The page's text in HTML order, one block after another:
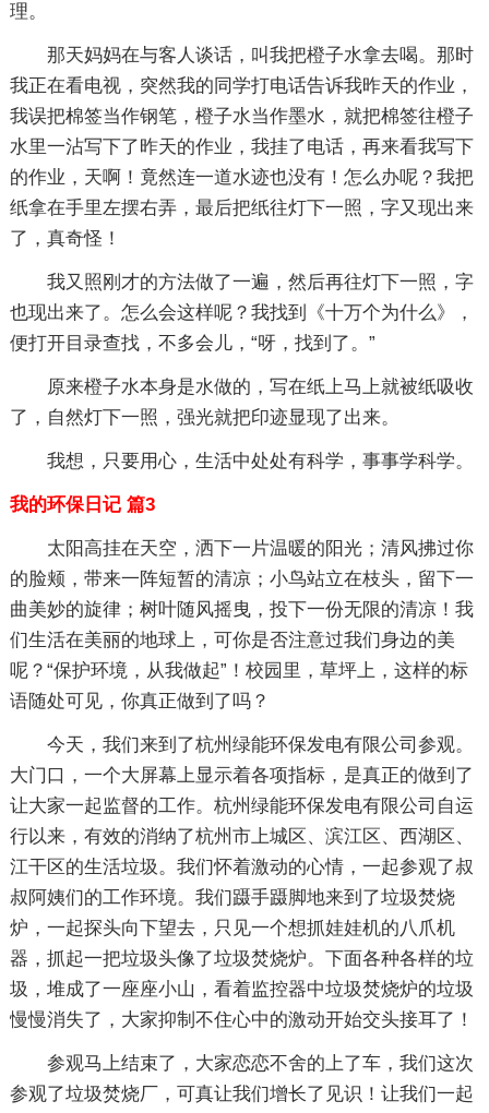
理。
那天妈妈在与客人谈话，叫我把橙子水拿去喝。那时
我正在看电视，突然我的同学打电话告诉我昨天的作业，
我误把棉签当作钢笔，橙子水当作墨水，就把棉签往橙子
水里一沾写下了昨天的作业，我挂了电话，再来看我写下
的作业，天啊！竟然连一道水迹也没有！怎么办呢？我把
纸拿在手里左摆右弄，最后把纸往灯下一照，字又现出来
了，真奇怪！
我又照刚才的方法做了一遍，然后再往灯下一照，字
也现出来了。怎么会这样呢？我找到《十万个为什么》，
便打开目录查找，不多会儿，“呀，找到了。”
原来橙子水本身是水做的，写在纸上马上就被纸吸收
了，自然灯下一照，强光就把印迹显现了出来。
我想，只要用心，生活中处处有科学，事事学科学。
我的环保日记 篇3
太阳高挂在天空，洒下一片温暖的阳光；清风拂过你
的脸颊，带来一阵短暂的清凉；小鸟站立在枝头，留下一
曲美妙的旋律；树叶随风摇曳，投下一份无限的清凉！我
们生活在美丽的地球上，可你是否注意过我们身边的美
呢？“保护环境，从我做起”！校园里，草坪上，这样的标
语随处可见，你真正做到了吗？
今天，我们来到了杭州绿能环保发电有限公司参观。
大门口，一个大屏幕上显示着各项指标，是真正的做到了
让大家一起监督的工作。杭州绿能环保发电有限公司自运
行以来，有效的消纳了杭州市上城区、滨江区、西湖区、
江干区的生活垃圾。我们怀着激动的心情，一起参观了叔
叔阿姨们的工作环境。我们蹑手蹑脚地来到了垃圾焚烧
炉，一起探头向下望去，只见一个想抓娃娃机的八爪机
器，抓起一把垃圾头像了垃圾焚烧炉。下面各种各样的垃
圾，堆成了一座座小山，看着监控器中垃圾焚烧炉的垃圾
慢慢消失了，大家抑制不住心中的激动开始交头接耳了！
参观马上结束了，大家恋恋不舍的上了车，我们这次
参观了垃圾焚烧厂，可真让我们增长了见识！让我们一起